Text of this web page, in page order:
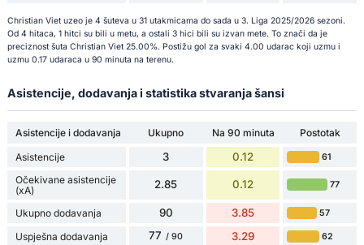
Christian Viet uzeo je 4 šuteva u 31 utakmicama do sada u 3. Liga 2025/2026 sezoni.
Od 4 hitaca, 1 hitci su bili u metu, a ostali 3 hici bili su izvan mete. To znači da je
preciznost šuta Christian Viet 25.00%. Postižu gol za svaki 4.00 udarac koji uzmu i
uzmu 0.17 udaraca u 90 minuta na terenu.
Asistencije, dodavanja i statistika stvaranja šansi
Asistencije i dodavanja Ukupno Na 90 minuta
Postotak
Asistencije
3 0.12 61
Očekivane asistencije
(xA)
2.85 0.12 77
Ukupno dodavanja 90 3.85 57
Uspješna dodavanja 77 / 90 3.29 62